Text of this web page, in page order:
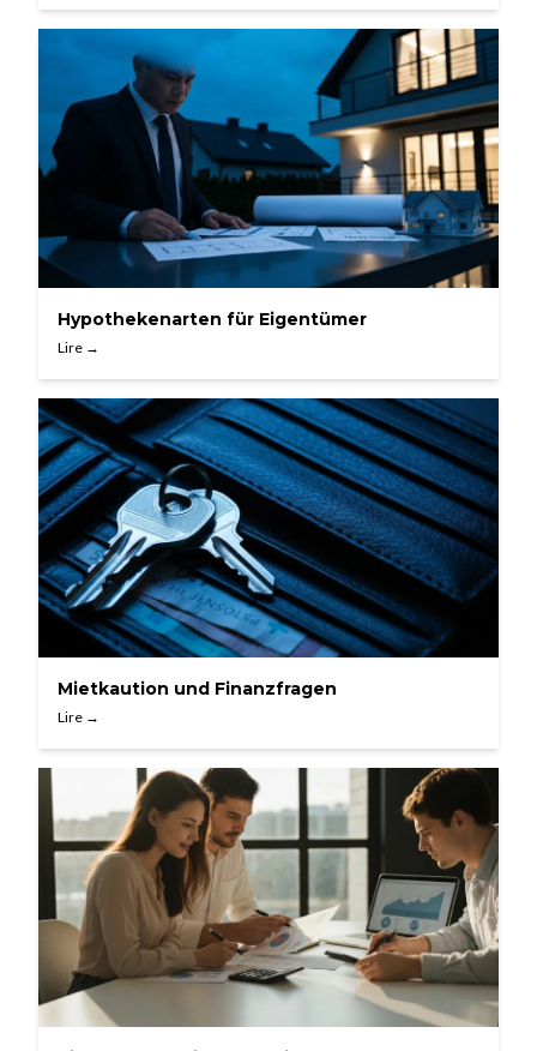
Hypothekenarten für Eigentümer
Lire →
Mietkaution und Finanzfragen
Lire →